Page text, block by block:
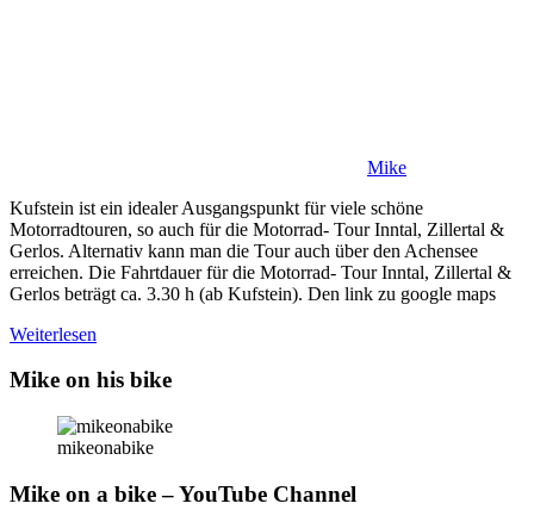
Mike
Kufstein ist ein idealer Ausgangspunkt für viele schöne
Motorradtouren, so auch für die Motorrad- Tour Inntal, Zillertal &
Gerlos. Alternativ kann man die Tour auch über den Achensee
erreichen. Die Fahrtdauer für die Motorrad- Tour Inntal, Zillertal &
Gerlos beträgt ca. 3.30 h (ab Kufstein). Den link zu google maps
Weiterlesen
Mike on his bike
mikeonabike
Mike on a bike – YouTube Channel